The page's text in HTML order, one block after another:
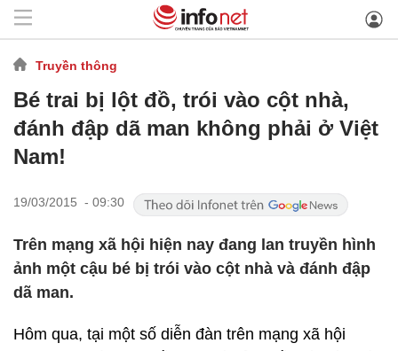
Truyền thông
Bé trai bị lột đồ, trói vào cột nhà,
đánh đập dã man không phải ở Việt
Nam!
19/03/2015 - 09:30
Trên mạng xã hội hiện nay đang lan truyền hình
ảnh một cậu bé bị trói vào cột nhà và đánh đập
dã man.
Hôm qua, tại một số diễn đàn trên mạng xã hội